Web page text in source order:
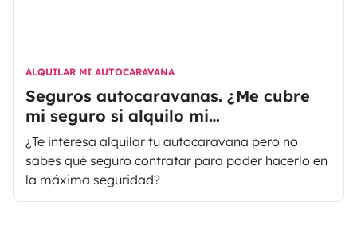
ALQUILAR MI AUTOCARAVANA
Seguros autocaravanas. ¿Me cubre
mi seguro si alquilo mi
autocaravana?
¿Te interesa alquilar tu autocaravana pero no
sabes qué seguro contratar para poder hacerlo en
la máxima seguridad?